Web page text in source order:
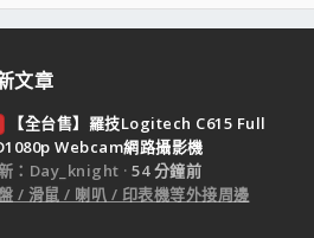
文章
【全台售】羅技Logitech C615 Full
Webcam網路攝影機
：Day_knight
54 分鐘前
/ 滑鼠 / 喇叭 / 印表機等外接周邊